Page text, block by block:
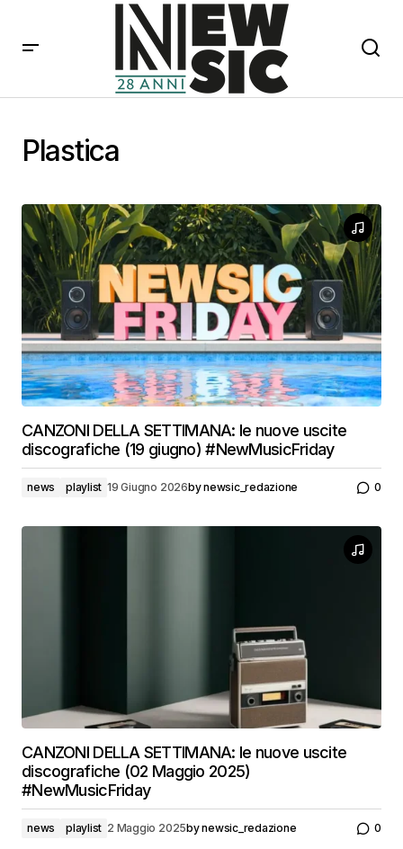
Plastica
CANZONI DELLA SETTIMANA: le nuove uscite
discografiche (19 giugno) #NewMusicFriday
news playlist 19 Giugno 2026bynewsic_redazione 0
CANZONI DELLA SETTIMANA: le nuove uscite
discografiche (02 Maggio 2025)
#NewMusicFriday
news playlist 2 Maggio 2025bynewsic_redazione 0